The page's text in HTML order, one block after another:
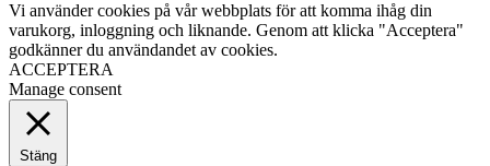
Vi använder cookies på vår webbplats för att komma ihåg din
varukorg, inloggning och liknande. Genom att klicka "Acceptera"
godkänner du användandet av cookies.
ACCEPTERA
Manage consent
Stäng